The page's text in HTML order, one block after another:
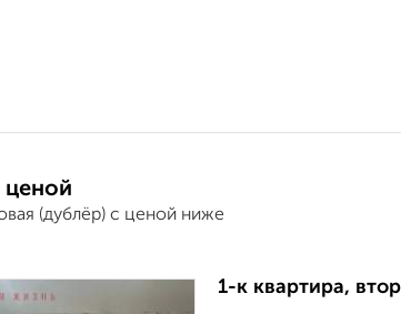
(дублёр) с ценой ниже
1-к квартира,